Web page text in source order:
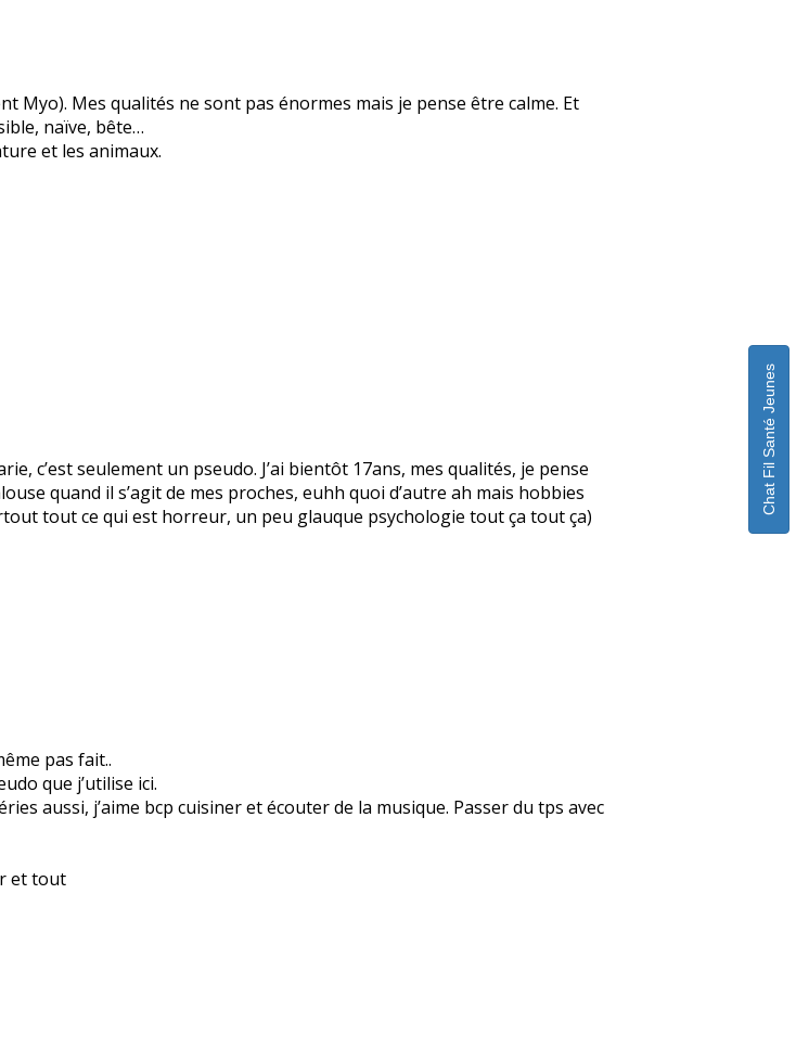
Myo). Mes qualités ne sont pas énormes mais je pense être calme. Et
naïve, bête…
et les animaux.
c’est seulement un pseudo. J’ai bientôt 17ans, mes qualités, je pense
quand il s’agit de mes proches, euhh quoi d’autre ah mais hobbies
tout ce qui est horreur, un peu glauque psychologie tout ça tout ça)
pas fait..
que j’utilise ici.
aussi, j’aime bcp cuisiner et écouter de la musique. Passer du tps avec
et tout
Chat Fil Santé Jeunes